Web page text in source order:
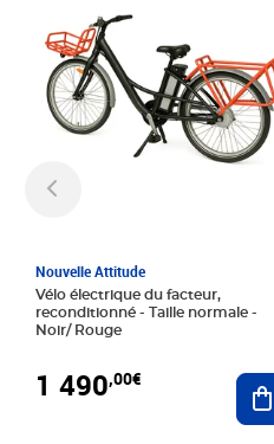
Nouvelle Attitude
Vélo électrique du facteur,
reconditionné - Taille normale -
Noir/ Rouge
1 490,00€